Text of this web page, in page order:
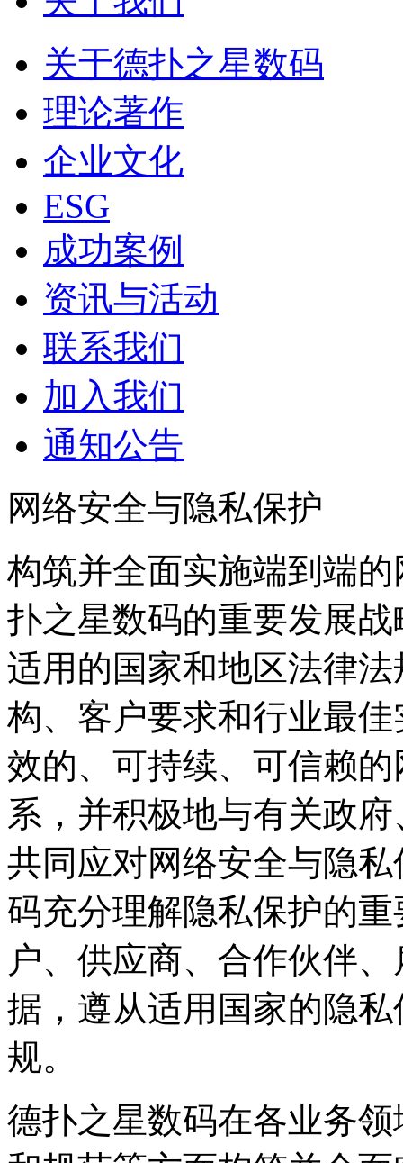
关于德扑之星数码
理论著作
企业文化
ESG
成功案例
资讯与活动
联系我们
加入我们
通知公告
网络安全与隐私保护
构筑并全面实施端到端
扑之星数码的重要发展
适用的国家和地区法律
构、客户要求和行业最
效的、可持续、可信赖
系，并积极地与有关政
共同应对网络安全与隐
码充分理解隐私保护的
户、供应商、合作伙伴
据，遵从适用国家的隐
规。
德扑之星数码在各业务